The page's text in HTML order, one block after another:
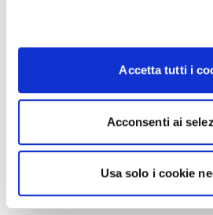
Accetta tutti i
Acconsenti ai
Usa solo i cookie